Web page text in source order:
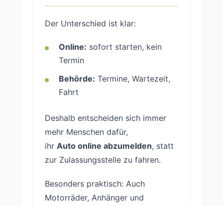
Der Unterschied ist klar:
Online: sofort starten, kein
Termin
Behörde: Termine, Wartezeit,
Fahrt
Deshalb entscheiden sich immer
mehr Menschen dafür,
ihr Auto online abzumelden, statt
zur Zulassungsstelle zu fahren.
Besonders praktisch: Auch
Motorräder, Anhänger und